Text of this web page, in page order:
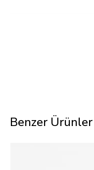
Benzer Ürünler